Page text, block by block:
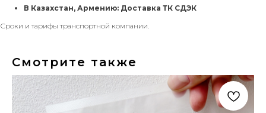
В Казахстан, Армению: Доставка ТК СДЭК
Сроки и тарифы транспортной компании.
Смотрите также